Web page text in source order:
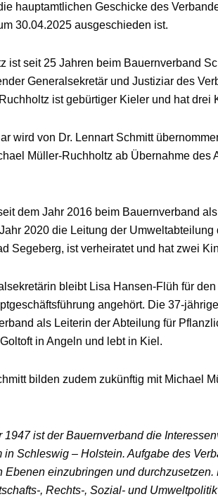
hauptamtlichen Geschicke des
30.04.2025 ausgeschieden ist.
ist seit 25 Jahren beim Bauernverband
Generalsekretär und Justiziar des
ist gebürtiger Kieler und hat drei
wird von Dr. Lennart Schmitt
Müller-Ruchholtz ab Übernahme des
dem Jahr 2016 beim Bauernverband
2020 die Leitung der Umweltabteilung
Segeberg, ist verheiratet und hat zwei
bleibt Lisa Hansen-Flüh für
angehört. Die 37-
als Leiterin der Abteilung für
in Angeln und lebt in Kiel.
bilden zudem zukünftig mit Michael
ist der Bauernverband die
Schleswig – Holstein. Aufgabe des
einzubringen und durchzusetzen.
, Rechts-, Sozial- und